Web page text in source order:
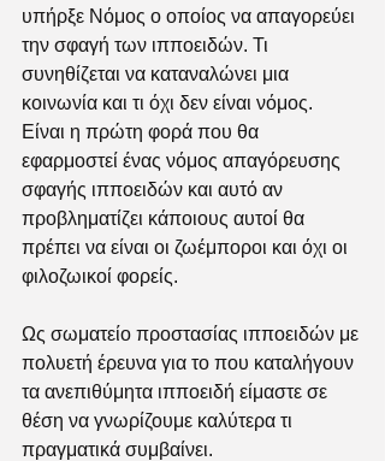
υπήρξε Νόμος ο οποίος να απαγορεύει
την σφαγή των ιπποειδών. Τι
συνηθίζεται να καταναλώνει μια
κοινωνία και τι όχι δεν είναι νόμος.
Είναι η πρώτη φορά που θα
εφαρμοστεί ένας νόμος απαγόρευσης
σφαγής ιπποειδών και αυτό αν
προβληματίζει κάποιους αυτοί θα
πρέπει να είναι οι ζωέμποροι και όχι οι
φιλοζωικοί φορείς.
Ως σωματείο προστασίας ιπποειδών με
πολυετή έρευνα για το που καταλήγουν
τα ανεπιθύμητα ιπποειδή είμαστε σε
θέση να γνωρίζουμε καλύτερα τι
πραγματικά συμβαίνει.